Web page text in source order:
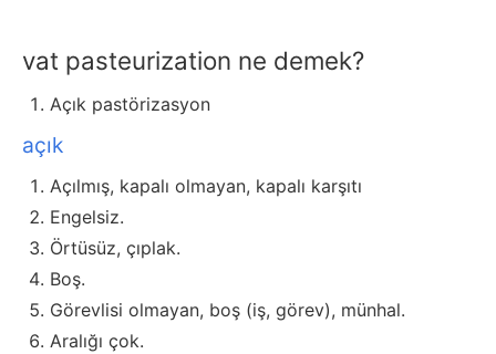
vat pasteurization ne demek?
Açık pastörizasyon
açık
Açılmış, kapalı olmayan, kapalı karşıtı
Engelsiz.
Örtüsüz, çıplak.
Boş.
Görevlisi olmayan, boş (iş, görev), münhal.
Aralığı çok.